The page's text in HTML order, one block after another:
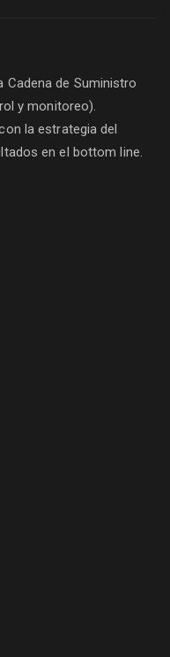
de Suministro
y monitoreo).
la estrategia del
en el bottom line.